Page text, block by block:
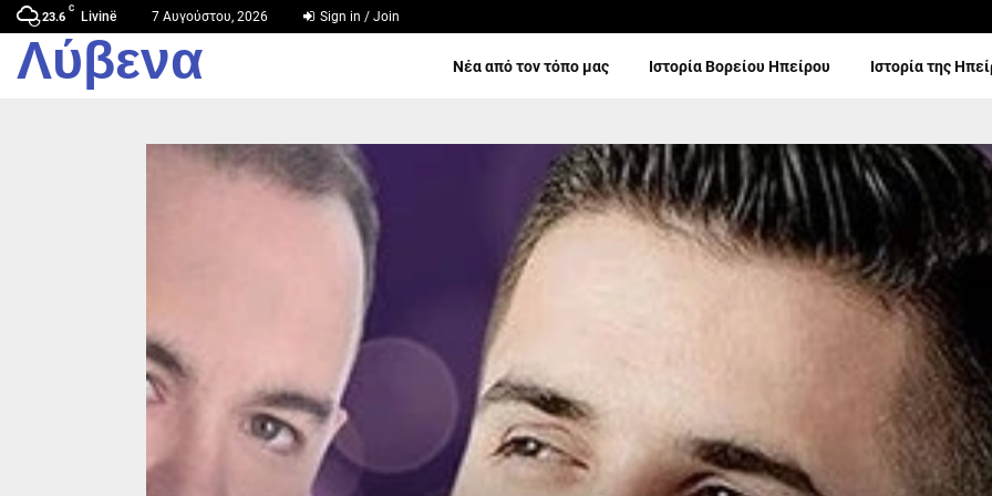
23.6
C
Livinë 7 Αυγούστου, 2026 Sign in / Join
Λύβενα Νέα από τον τόπο μας Ιστορία Βορείου Ηπείρου Ιστορία της